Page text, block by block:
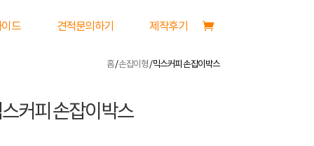
드 견적문의하기 제작후기
홈/손잡이형/ 믹스커피 손잡이박스
커피 손잡이박스